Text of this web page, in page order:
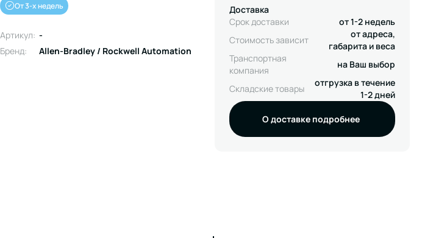
От 3-х недель
Артикул: -
Бренд:
Allen-Bradley / Rockwell Automation
Доставка
Срок доставки
от 1-2 недель
Стоимость зависит
от адреса,
габарита и веса
Транспортная
компания
на Ваш выбор
Складские товары
отгрузка в течение
1-2 дней
О доставке подробнее